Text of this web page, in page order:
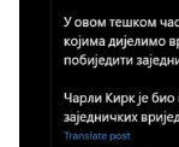
poslova RS.